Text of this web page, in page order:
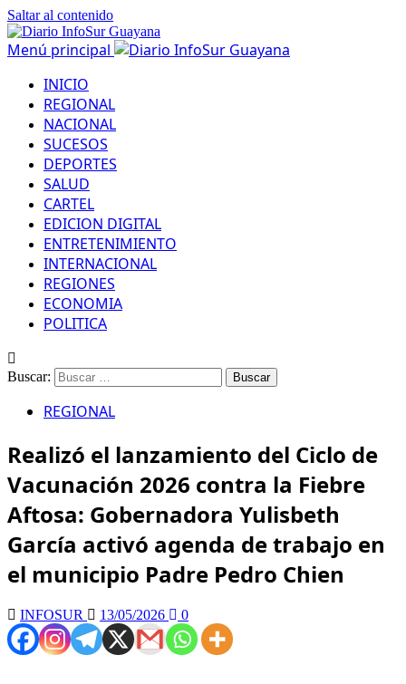
Saltar al contenido
Menú principal
INICIO
REGIONAL
NACIONAL
SUCESOS
DEPORTES
SALUD
CARTEL
EDICION DIGITAL
ENTRETENIMIENTO
INTERNACIONAL
REGIONES
ECONOMIA
POLITICA
Buscar:
REGIONAL
Realizó el lanzamiento del Ciclo de
Vacunación 2026 contra la Fiebre
Aftosa: Gobernadora Yulisbeth
García activó agenda de trabajo en
el municipio Padre Pedro Chien
INFOSUR 13/05/2026 0